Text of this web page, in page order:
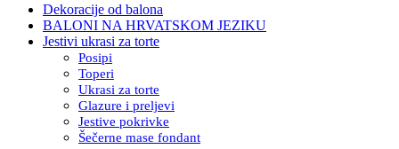
Dekoracije od balona
BALONI NA HRVATSKOM JEZIKU
Jestivi ukrasi za torte
Posipi
Toperi
Ukrasi za torte
Glazure i preljevi
Jestive pokrivke
Šečerne mase fondant